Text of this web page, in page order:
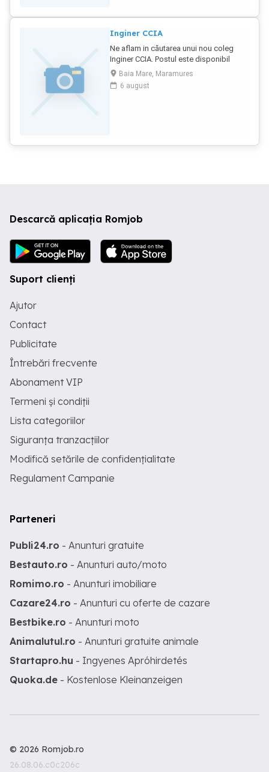
Inginer CCIA
Ne aflam in căutarea unui nou coleg
Inginer CCIA. Postul este disponibil
absolvenților cu specializarea CCIA, cu
sau fără experiență. Sarcini: analiza
documentație tehnica, întocmire oferte,
Baia Mare, Maramures
6 august
Descarcă aplicația Romjob
Suport clienți
Ajutor
Contact
Publicitate
Întrebări frecvente
Abonament VIP
Termeni și condiții
Lista categoriilor
Siguranța tranzacțiilor
Modifică setările de confidențialitate
Regulament Campanie
Parteneri
Publi24.ro - Anunturi gratuite
Bestauto.ro - Anunturi auto/moto
Romimo.ro - Anunturi imobiliare
Cazare24.ro - Anunturi cu oferte de cazare
Bestbike.ro - Anunturi moto
Animalutul.ro - Anunturi gratuite animale
Startapro.hu - Ingyenes Apróhirdetés
Quoka.de - Kostenlose Kleinanzeigen
© 2026 Romjob.ro
26.08.06.c0c206c